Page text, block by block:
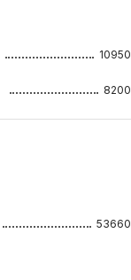
10950
8200
53660